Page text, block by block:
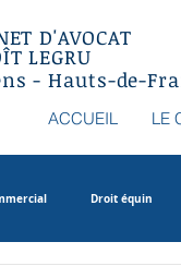
ACCUEIL LE
D'AVOCAT
LEGRU
- Hauts-de-
Droit équin